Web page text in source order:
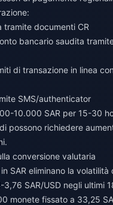
tramite documenti CR
bancario saudita
di transazione in linea
SMS/authenticator
10.000 SAR per 15-30
possono richiedere
conversione valutaria
SAR eliminano la volatilità
SAR/USD negli ultimi
monete fissato a 33,25